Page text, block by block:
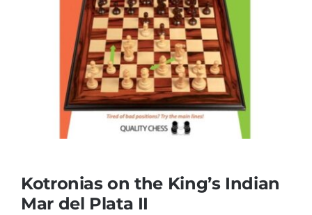
Kotronias on the King’s Indian
Mar del Plata II